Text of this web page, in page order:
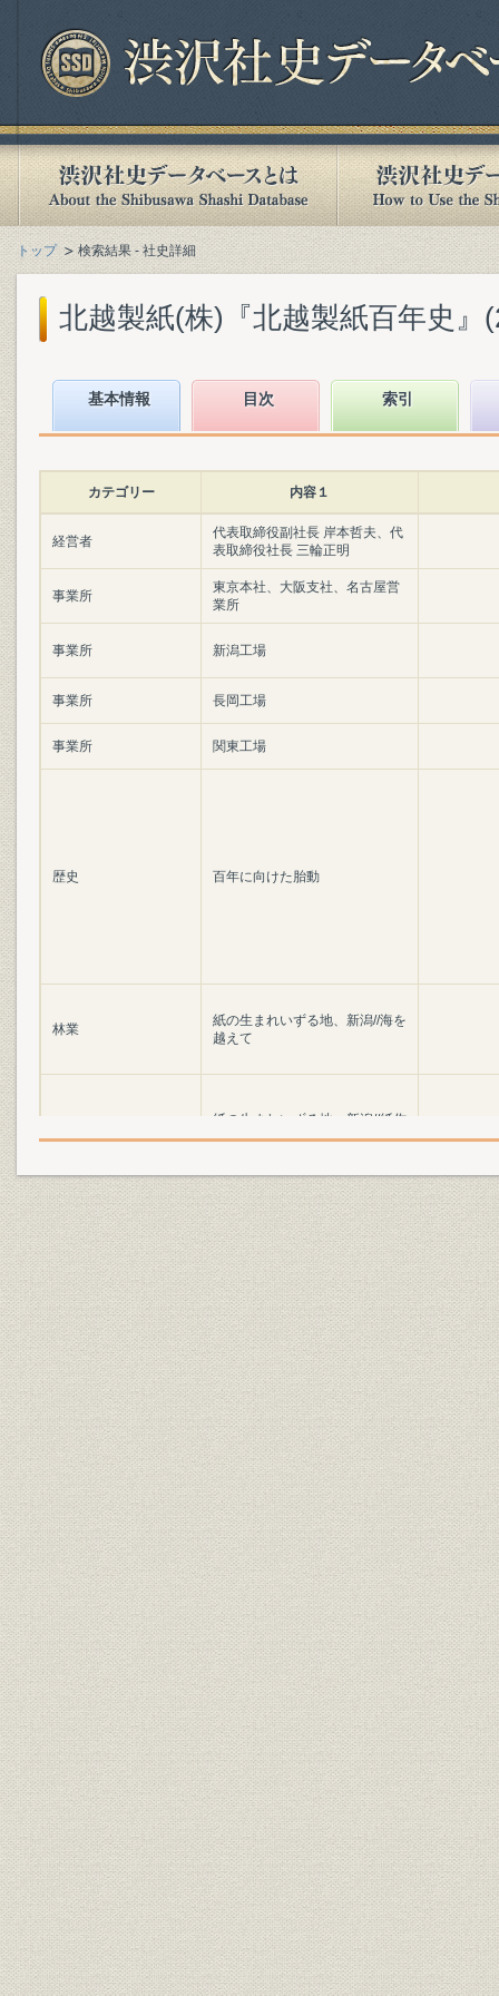
トップ 検索結果 - 社史詳細
北越製紙(株)『北越製紙百年史』
基本情報 目次 索引
カテゴリー 内容１
経営者
代表取締役副社長 岸本哲夫、代
表取締役社長 三輪正明
事業所
東京本社、大阪支社、名古屋営
業所
事業所 新潟工場
事業所 長岡工場
事業所 関東工場
歴史 百年に向けた胎動
林業
紙の生まれいずる地、新潟//海を
越えて
紙の生まれいずる地、新潟//紙作
りが始まる
製造工程
紙の生まれいずる地、新潟//最後
は人の手で
物流
紙の生まれいずる地、新潟//工場
を巣立つ製品たち
広告宣伝
21世紀にも輝くラベル・コレク
ション
生産 水と空気への思いやり
環境保全 北越製紙の環境対応のあゆみ
林業 紙作りは森作り
製品 洋紙製品
製品 白板紙製品
製品 特殊紙製品
経営理念 企業理念 2003年4月
経営 会社概要
ロゴマーク 社章・社員章
訓示 労使共同宣言 昭和45年3